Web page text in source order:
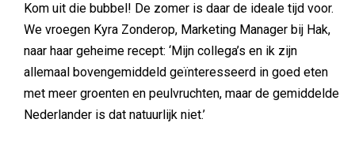
Kom uit die bubbel! De zomer is daar de ideale tijd voor.
We vroegen Kyra Zonderop, Marketing Manager bij Hak,
naar haar geheime recept: ‘Mijn collega’s en ik zijn
allemaal bovengemiddeld geïnteresseerd in goed eten
met meer groenten en peulvruchten, maar de gemiddelde
Nederlander is dat natuurlijk niet.’